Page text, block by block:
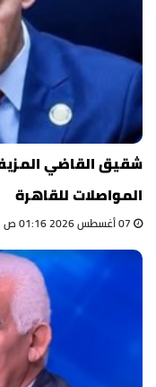
شقيق القاضي
المواصلات للقاهرة